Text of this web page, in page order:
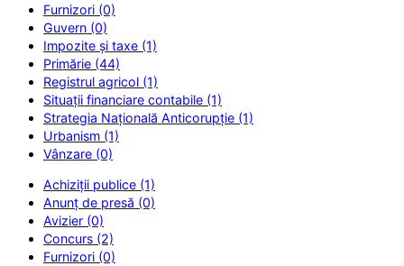
Furnizori (0)
Guvern (0)
Impozite și taxe (1)
Primărie (44)
Registrul agricol (1)
Situații financiare contabile (1)
Strategia Națională Anticorupție (1)
Urbanism (1)
Vânzare (0)
Achiziții publice (1)
Anunț de presă (0)
Avizier (0)
Concurs (2)
Furnizori (0)